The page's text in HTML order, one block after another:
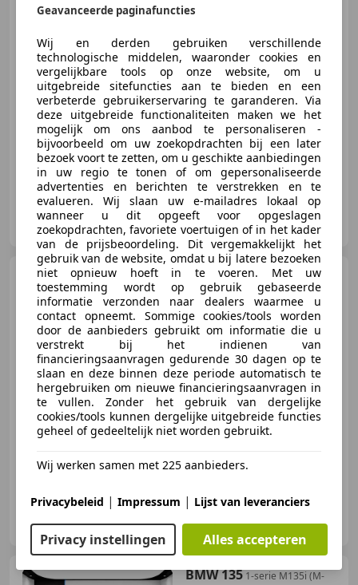
€ 9.345
06/2015 164.405 km Benzine 75 kW (102 PK)
Autoveen
NL-4264 AJ VEEN
BMW 4184-serie Gran Coupé
418i Centennial High Executive
€ 15.895
04/2016 169.629 km Benzine 100 kW (136 PK)
Autoveen
NL-4264 AJ VEEN
BMW 135 1-serie M135i (M-
Geavanceerde paginafuncties
Wij en derden gebruiken verschillende
technologische middelen, waaronder cookies en
vergelijkbare tools op onze website, om u
uitgebreide sitefuncties aan te bieden en een
verbeterde gebruikerservaring te garanderen. Via
deze uitgebreide functionaliteiten maken we het
mogelijk om ons aanbod te personaliseren -
bijvoorbeeld om uw zoekopdrachten bij een later
bezoek voort te zetten, om u geschikte aanbiedingen
in uw regio te tonen of om gepersonaliseerde
advertenties en berichten te verstrekken en te
evalueren. Wij slaan uw e-mailadres lokaal op
wanneer u dit opgeeft voor opgeslagen
zoekopdrachten, favoriete voertuigen of in het kader
van de prijsbeoordeling. Dit vergemakkelijkt het
gebruik van de website, omdat u bij latere bezoeken
niet opnieuw hoeft in te voeren. Met uw
toestemming wordt op gebruik gebaseerde
informatie verzonden naar dealers waarmee u
contact opneemt. Sommige cookies/tools worden
door de aanbieders gebruikt om informatie die u
verstrekt bij het indienen van
financieringsaanvragen gedurende 30 dagen op te
slaan en deze binnen deze periode automatisch te
hergebruiken om nieuwe financieringsaanvragen in
te vullen. Zonder het gebruik van dergelijke
cookies/tools kunnen dergelijke uitgebreide functies
geheel of gedeeltelijk niet worden gebruikt.
Wij werken samen met 225 aanbieders.
Privacybeleid | Impressum | Lijst van leveranciers
Privacy instellingen Alles accepteren